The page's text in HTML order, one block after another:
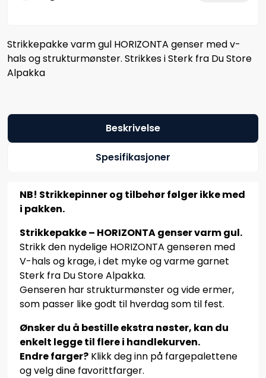
Strikkepakke varm gul HORIZONTA genser med v-
hals og strukturmønster. Strikkes i Sterk fra Du Store
Alpakka
Beskrivelse
Spesifikasjoner
NB! Strikkepinner og tilbehør følger ikke med
i pakken.
Strikkepakke – HORIZONTA genser varm gul.
Strikk den nydelige HORIZONTA genseren med
V-hals og krage, i det myke og varme garnet
Sterk fra Du Store Alpakka.
Genseren har strukturmønster og vide ermer,
som passer like godt til hverdag som til fest.
Ønsker du å bestille ekstra nøster, kan du
enkelt legge til flere i handlekurven.
Endre farger? Klikk deg inn på fargepalettene
og velg dine favorittfarger.